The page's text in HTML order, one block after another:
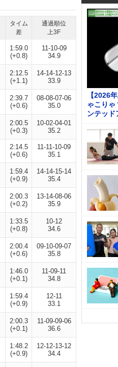
タイム
差
通過順位
上3F
1:59.0
(+0.8)
11-10-09
34.9
2:12.5
(+1.1)
14-14-12-13
33.9
2:39.7
(+0.6)
08-08-07-06
35.0
2:00.5
(+0.3)
10-02-04-01
35.2
2:14.5
(+0.6)
11-11-10-09
35.1
1:59.4
(+0.9)
14-14-15-14
35.4
2:00.3
(+0.2)
13-14-08-06
35.9
1:33.5
(+0.8)
10-12
34.6
2:00.4
(+0.6)
09-10-09-07
35.8
1:46.0
(+0.1)
11-09-11
34.8
1:59.4
(+0.9)
12-11
33.1
2:00.3
(+0.1)
11-09-09-06
36.6
1:48.2
(+0.9)
12-12-13-12
34.4
【2026
ゃこりゃ
ンテッド